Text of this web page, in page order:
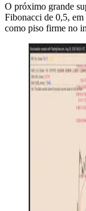
O próximo grande
Fibonacci de 0,5,
como piso firme no